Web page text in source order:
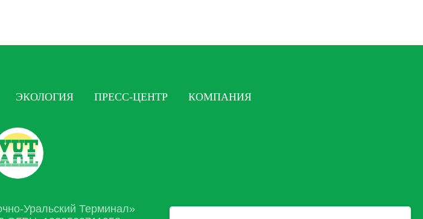
ЭКОЛОГИЯ ПРЕСС-ЦЕНТР КОМПАНИЯ
Уральский Терминал»